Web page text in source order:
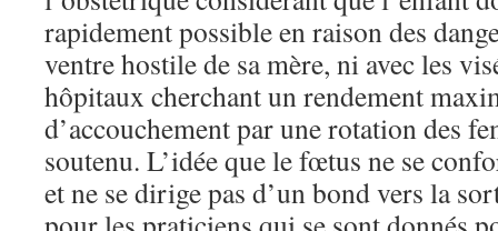
rapidement possible en raison des
ventre hostile de sa mère, ni avec les
hôpitaux cherchant un rendement
d’accouchement par une rotation des
soutenu. L’idée que le fœtus ne se
et ne se dirige pas d’un bond vers la